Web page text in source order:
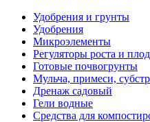
Удобрения и грунты
Удобрения
Микроэлементы
Регуляторы роста и
Готовые почвогрунты
Мульча, примеси,
Дренаж садовый
Гели водные
Средства для